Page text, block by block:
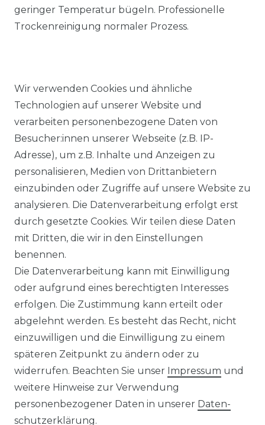
geringer Temperatur bügeln. Professionelle
Trockenreinigung normaler Prozess.
Ähnlicher Artikel
Casa Moda - Herren
Strickjacke in verschiedenen
Farben, S-6XL (004450)
UVP 69,99 €
ab 64,00 € *
Impressum Daten­schutz­erklärung
Wir verwenden Cookies und ähnliche
Technologien auf unserer Website und
verarbeiten personenbezogene Daten von
Besucher:innen unserer Webseite (z.B. IP-
Adresse), um z.B. Inhalte und Anzeigen zu
personalisieren, Medien von Drittanbietern
einzubinden oder Zugriffe auf unsere Website zu
analysieren. Die Datenverarbeitung erfolgt erst
durch gesetzte Cookies. Wir teilen diese Daten
mit Dritten, die wir in den Einstellungen
benennen.
Die Datenverarbeitung kann mit Einwilligung
oder aufgrund eines berechtigten Interesses
erfolgen. Die Zustimmung kann erteilt oder
abgelehnt werden. Es besteht das Recht, nicht
einzuwilligen und die Einwilligung zu einem
späteren Zeitpunkt zu ändern oder zu
widerrufen. Beachten Sie unser Impressum und
weitere Hinweise zur Verwendung
personenbezogener Daten in unserer Daten­
schutz­erklärung.